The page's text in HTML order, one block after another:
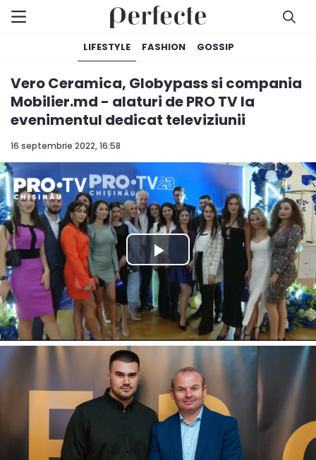
LIFESTYLE FASHION GOSSIP
16 septembrie 2022, 16:58
Vero Ceramica, Globypass si compania
Mobilier.md - alaturi de PRO TV la
evenimentul dedicat televiziunii